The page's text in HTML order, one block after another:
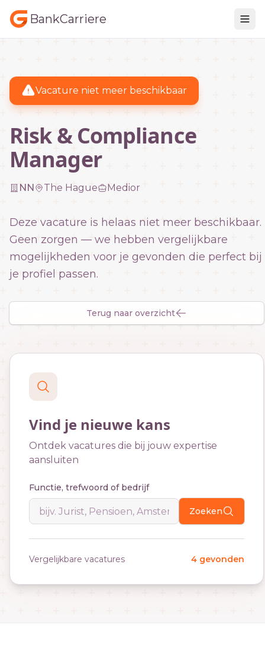
BankCarriere
Vacature niet meer beschikbaar
Risk & Compliance
Manager
NN The Hague Medior
Deze vacature is helaas niet meer beschikbaar.
Geen zorgen — we hebben vergelijkbare
mogelijkheden voor je gevonden die perfect bij
je profiel passen.
Terug naar overzicht
Vind je nieuwe kans
Ontdek vacatures die bij jouw expertise
aansluiten
Functie, trefwoord of bedrijf
Zoeken
Vergelijkbare vacatures 4 gevonden